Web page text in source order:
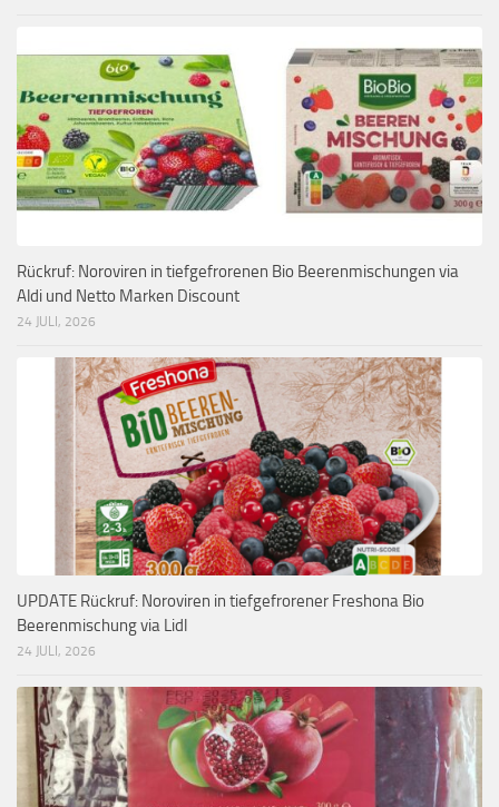
Rückruf: Noroviren in tiefgefrorenen Bio Beerenmischungen via
Aldi und Netto Marken Discount
24 JULI, 2026
UPDATE Rückruf: Noroviren in tiefgefrorener Freshona Bio
Beerenmischung via Lidl
24 JULI, 2026